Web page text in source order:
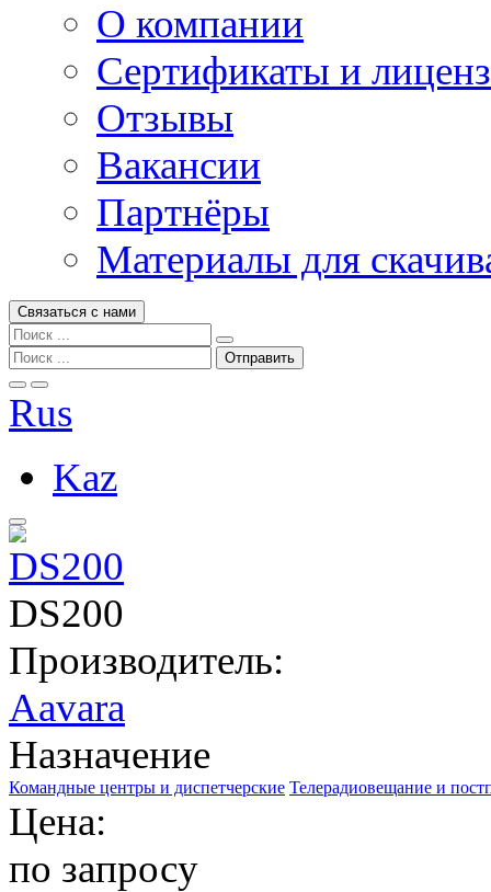
О компании
Сертификаты и
Отзывы
Вакансии
Партнёры
Материалы для
Связаться с нами
Rus
Kaz
DS200
Производитель:
Aavara
Назначение
Командные центры и диспетчерские Телерадиовещание и
Цена:
по запросу